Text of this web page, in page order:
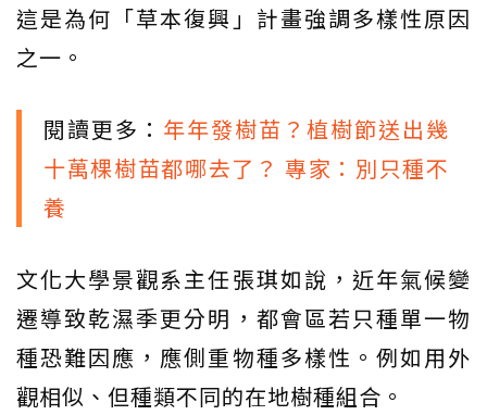
這是為何「草本復興」計畫強調多樣性原因
之一。
閱讀更多： 年年發樹苗？植樹節送出幾
十萬棵樹苗都哪去了？ 專家：別只種不
養
文化大學景觀系主任張琪如說，近年氣候變
遷導致乾濕季更分明，都會區若只種單一物
種恐難因應，應側重物種多樣性。例如用外
觀相似、但種類不同的在地樹種組合。